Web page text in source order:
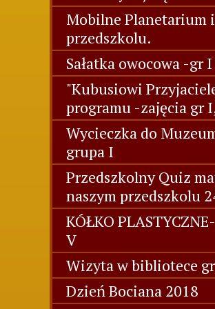
Mobilne Planetarium
przedszkolu.
Sałatka owocowa -gr I
"Kubusiowi
programu -zajęcia gr
Wycieczka do
grupa I
Przedszkolny Quiz
naszym przedszkolu
KÓŁKO
V
Wizyta w bibliotece
Dzień Bociana 2018